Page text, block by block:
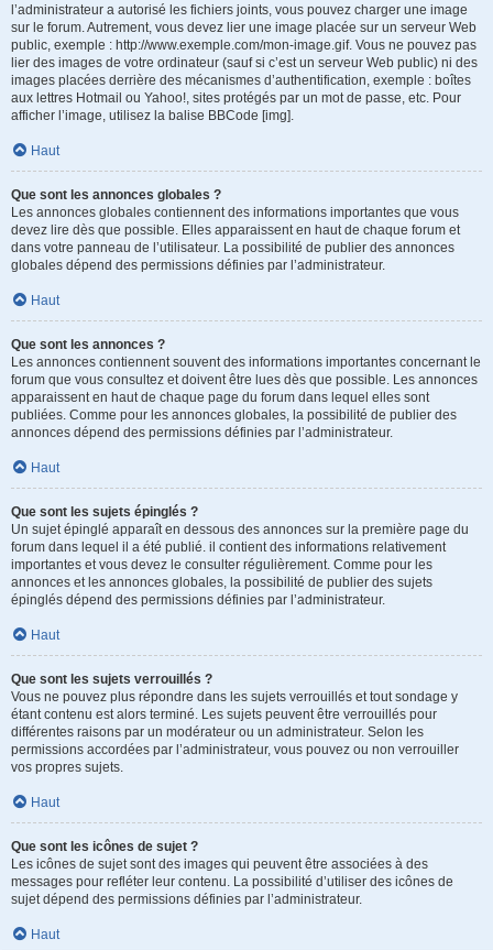
l’administrateur a autorisé les fichiers joints, vous pouvez charger une image
sur le forum. Autrement, vous devez lier une image placée sur un serveur Web
public, exemple : http://www.exemple.com/mon-image.gif. Vous ne pouvez pas
lier des images de votre ordinateur (sauf si c’est un serveur Web public) ni des
images placées derrière des mécanismes d’authentification, exemple : boîtes
aux lettres Hotmail ou Yahoo!, sites protégés par un mot de passe, etc. Pour
afficher l’image, utilisez la balise BBCode [img].
Haut
Que sont les annonces globales ?
Les annonces globales contiennent des informations importantes que vous
devez lire dès que possible. Elles apparaissent en haut de chaque forum et
dans votre panneau de l’utilisateur. La possibilité de publier des annonces
globales dépend des permissions définies par l’administrateur.
Haut
Que sont les annonces ?
Les annonces contiennent souvent des informations importantes concernant le
forum que vous consultez et doivent être lues dès que possible. Les annonces
apparaissent en haut de chaque page du forum dans lequel elles sont
publiées. Comme pour les annonces globales, la possibilité de publier des
annonces dépend des permissions définies par l’administrateur.
Haut
Que sont les sujets épinglés ?
Un sujet épinglé apparaît en dessous des annonces sur la première page du
forum dans lequel il a été publié. il contient des informations relativement
importantes et vous devez le consulter régulièrement. Comme pour les
annonces et les annonces globales, la possibilité de publier des sujets
épinglés dépend des permissions définies par l’administrateur.
Haut
Que sont les sujets verrouillés ?
Vous ne pouvez plus répondre dans les sujets verrouillés et tout sondage y
étant contenu est alors terminé. Les sujets peuvent être verrouillés pour
différentes raisons par un modérateur ou un administrateur. Selon les
permissions accordées par l’administrateur, vous pouvez ou non verrouiller
vos propres sujets.
Haut
Que sont les icônes de sujet ?
Les icônes de sujet sont des images qui peuvent être associées à des
messages pour refléter leur contenu. La possibilité d’utiliser des icônes de
sujet dépend des permissions définies par l’administrateur.
Haut